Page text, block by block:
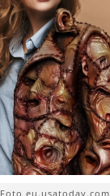
Foto eu.usatoday.com